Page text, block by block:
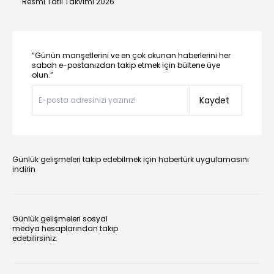
“Günün manşetlerini ve en çok okunan haberlerini her
sabah e-postanızdan takip etmek için bültene üye
olun.”
Kaydet
Günlük gelişmeleri takip edebilmek için habertürk uygulamasını
indirin
Günlük gelişmeleri sosyal
medya hesaplarından takip
edebilirsiniz.